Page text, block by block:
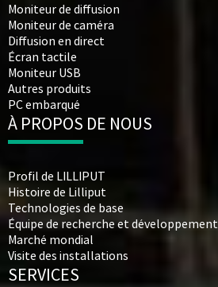
Moniteur de diffusion
Moniteur de caméra
Diffusion en direct
Écran tactile
Moniteur USB
Autres produits
PC embarqué
À PROPOS DE NOUS
Profil de LILLIPUT
Histoire de Lilliput
Technologies de base
Équipe de recherche et développement
Marché mondial
Visite des installations
SERVICES